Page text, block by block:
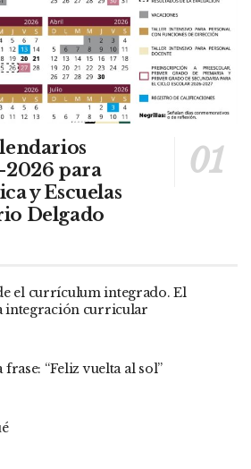
2026 para
y Escuelas
Delgado
el currículum integrado. El
integración curricular
frase: “Feliz vuelta al sol”